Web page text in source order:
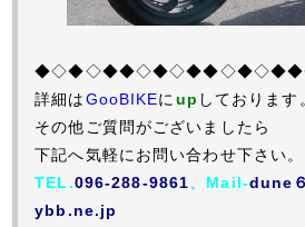
詳細はGooBIKEに up しております
その他ご質問がございましたら
下記へ気軽にお問い合わせ下さい。
TEL.096-288-9861、Mail-dune
ybb.ne.jp